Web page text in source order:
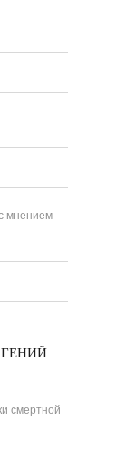
мнением
ГЕНИЙ
смертной